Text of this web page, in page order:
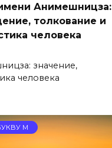
Анимешницза:
толкование и
человека
значение,
человека
М